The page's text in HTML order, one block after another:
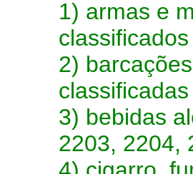
1) armas e
2)
3) bebidas
2203, 2204,